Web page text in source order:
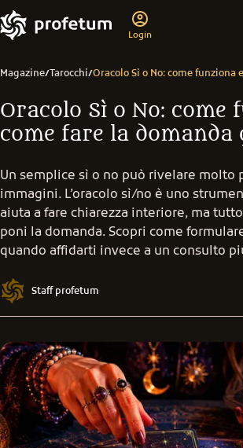
Login
Magazine/Tarocchi/
Oracolo Sì o No: come
come fare la domanda
Un semplice sì o no può rivelare molto
immagini. L’oracolo sì/no è uno
aiuta a fare chiarezza interiore, ma
poni la domanda. Scopri come
quando affidarti invece a un consulto
Staff profetum